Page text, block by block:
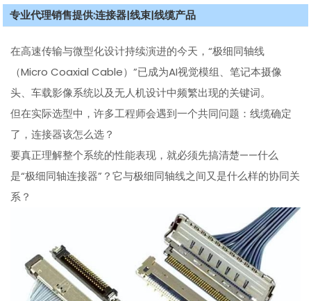
专业代理销售提供:连接器|线束|线缆产品
在高速传输与微型化设计持续演进的今天，“极细同轴线
（Micro Coaxial Cable）”已成为AI视觉模组、笔记本摄像
头、车载影像系统以及无人机设计中频繁出现的关键词。
但在实际选型中，许多工程师会遇到一个共同问题：线缆确定
了，连接器该怎么选？
要真正理解整个系统的性能表现，就必须先搞清楚——什么
是“极细同轴连接器”？它与极细同轴线之间又是什么样的协同关
系？